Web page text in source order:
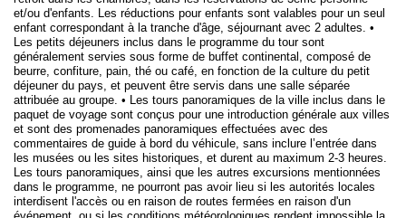
et/ou d'enfants. Les réductions pour enfants sont valables pour un seul
enfant correspondant à la tranche d'âge, séjournant avec 2 adultes. •
Les petits déjeuners inclus dans le programme du tour sont
généralement servies sous forme de buffet continental, composé de
beurre, confiture, pain, thé ou café, en fonction de la culture du petit
déjeuner du pays, et peuvent être servis dans une salle séparée
attribuée au groupe. • Les tours panoramiques de la ville inclus dans le
paquet de voyage sont conçus pour une introduction générale aux villes
et sont des promenades panoramiques effectuées avec des
commentaires de guide à bord du véhicule, sans inclure l’entrée dans
les musées ou les sites historiques, et durent au maximum 2-3 heures.
Les tours panoramiques, ainsi que les autres excursions mentionnées
dans le programme, ne pourront pas avoir lieu si les autorités locales
interdisent l'accès ou en raison de routes fermées en raison d'un